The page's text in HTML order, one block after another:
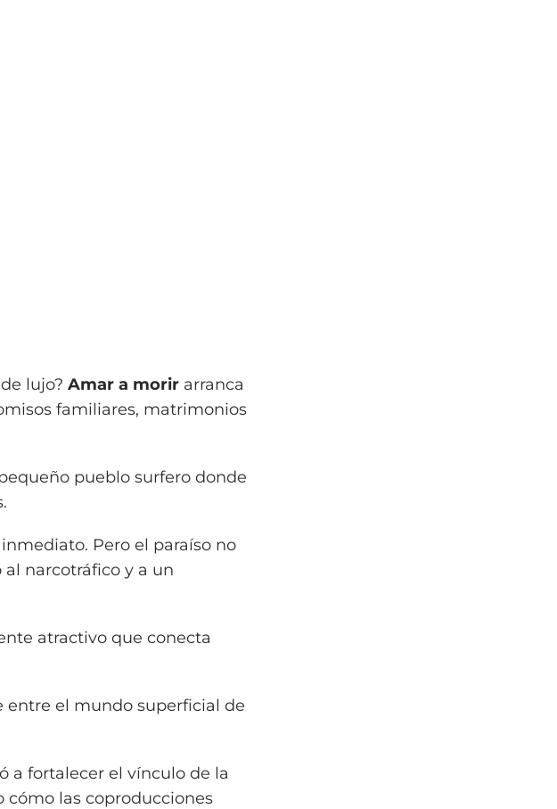
lujo? Amar a morir arranca
familiares, matrimonios
pueblo surfero donde
Pero el paraíso no
narcotráfico y a un
atractivo que conecta
entre el mundo superficial de
a fortalecer el vínculo de la
las coproducciones